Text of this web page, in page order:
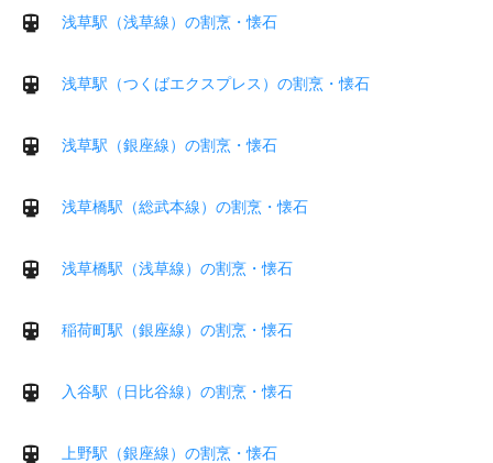
浅草駅（浅草線）の割烹・懐石
浅草駅（つくばエクスプレス）の割烹・懐石
浅草駅（銀座線）の割烹・懐石
浅草橋駅（総武本線）の割烹・懐石
浅草橋駅（浅草線）の割烹・懐石
稲荷町駅（銀座線）の割烹・懐石
入谷駅（日比谷線）の割烹・懐石
上野駅（銀座線）の割烹・懐石